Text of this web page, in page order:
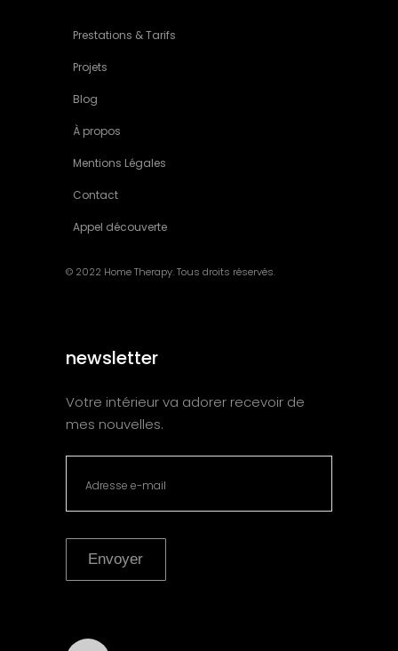
Prestations & Tarifs
Projets
Blog
À propos
Mentions Légales
Contact
Appel découverte
© 2022 Home Therapy. Tous droits réservés.
newsletter
Votre intérieur va adorer recevoir de
mes nouvelles.
Envoyer